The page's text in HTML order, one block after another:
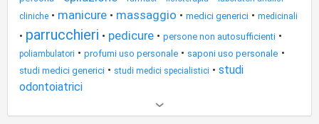
cliniche • manicure • massaggio • medici generici • medicinali
• parrucchieri • pedicure • persone non autosufficienti •
poliambulatori • profumi uso personale • saponi uso personale •
studi medici generici • studi medici specialistici • studi
odontoiatrici
Altri